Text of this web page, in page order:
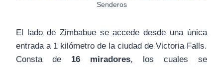
Senderos
El lado de Zimbabue se accede desde una única
entrada a 1 kilómetro de la ciudad de Victoria Falls.
Consta de 16 miradores, los cuales se